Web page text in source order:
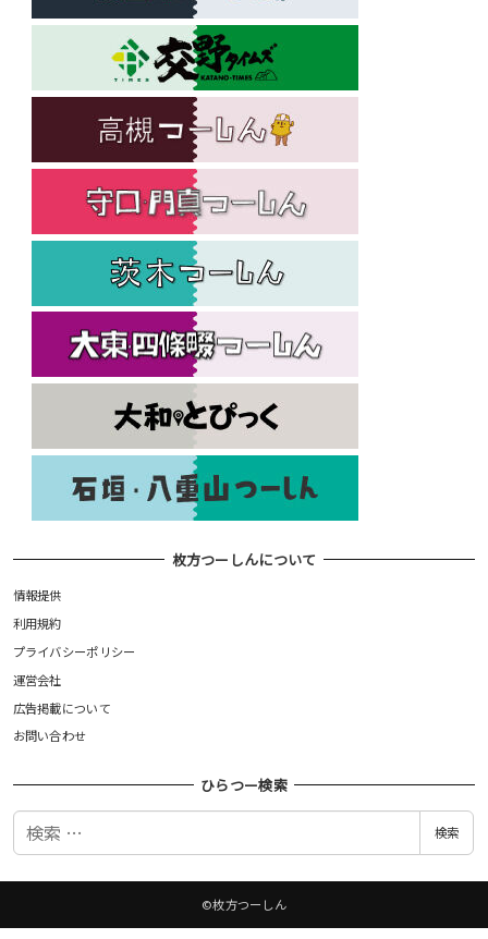
枚方つーしんについて
情報提供
利用規約
プライバシーポリシー
運営会社
広告掲載について
お問い合わせ
ひらつー検索
検
検索
©枚方つーしん